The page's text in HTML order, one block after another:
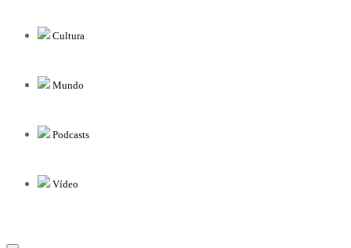
Cultura
Mundo
Podcasts
Vídeo